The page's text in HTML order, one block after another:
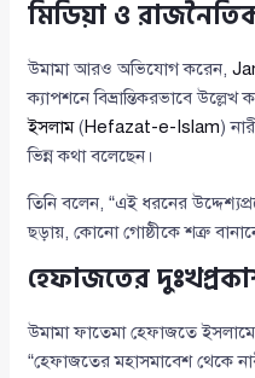
মিডিয়া ও রাজনৈতিক
উমামা আরও অভিযোগ করেন,
ক্যাপশনে বিভ্রান্তিকরভাবে উল্লেখ
ইসলাম(Hefazat-e-Islam)
ভিন্ন কথা বলেছেন।
তিনি বলেন, “এই ধরনের
ছড়ায়, কোনো গোষ্ঠীকে শত্রু
হেফাজতের
উমামা ফাতেমা হেফাজতে
“হেফাজতের মহাসমাবেশ থেকে